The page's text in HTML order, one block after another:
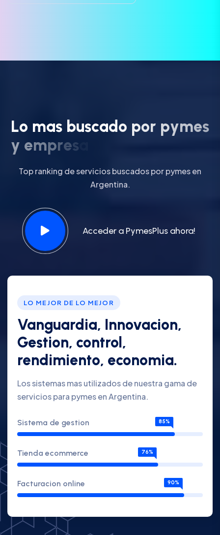
Lo mas buscado por pymes
y empres
Top ranking de servicios buscados por pymes en
Argentina.
Acceder a PymesPlus ahora!
LO MEJOR DE LO MEJOR
Vanguardia, Innovacion,
Gestion, control,
rendimiento, economia.
Los sistemas mas utilizados de nuestra gama de
servicios para pymes en Argentina.
Sistema de gestion 85%
Tienda ecommerce 76%
Facturacion online 90%